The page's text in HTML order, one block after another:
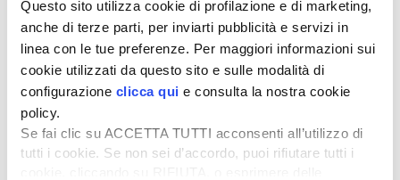
Questo sito utilizza cookie di profilazione e di marketing,
anche di terze parti, per inviarti pubblicità e servizi in
linea con le tue preferenze. Per maggiori informazioni sui
cookie utilizzati da questo sito e sulle modalità di
configurazione clicca qui e consulta la nostra cookie
policy.
Se fai clic su ACCETTA TUTTI acconsenti all’utilizzo di
tutti i cookie. Se non sei d’accordo, puoi rifiutare tutti i
quinmerac permette di ridurre la pressione di selezione
di individui ALS-resistenti.
Imazamoxnegli individui sensibili inibisce l’enzima ALS,
provocando l’arresto della sintesi degli amminoacidi
essenziali, portando al deperimento dei tessuti vegetali
nel giro di pochi giorni. Lo spettro d’azione è piuttosto
ampio e copre oltre le crucifere anche altre specie, tra
cui le graminacee, comprese le popolazioni resistenti ai